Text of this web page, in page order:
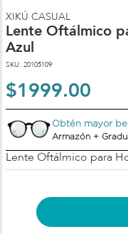
XIKÚ CASUAL
Lente Oftálmico
Azul
SKU: 20105109
$1999.00
Obtén mayor
Armazón +
Lente Oftálmico para